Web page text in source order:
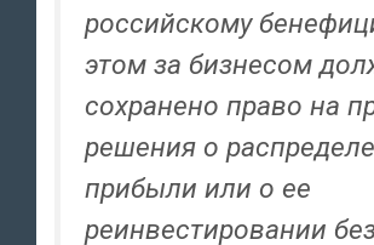
российскому
этом за бизнесом
сохранено право на
решения о
прибыли или о ее
реинвестировании